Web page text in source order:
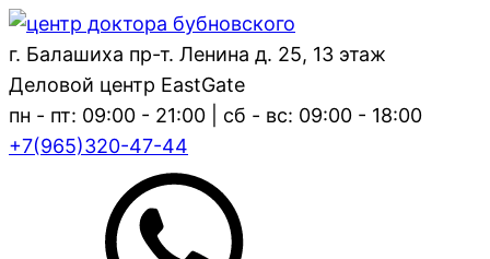
г. Балашиха пр-т. Ленина д. 25, 13 этаж
Деловой центр EastGate
пн - пт: 09:00 - 21:00 | сб - вс: 09:00 - 18:00
+7(965)320-47-44